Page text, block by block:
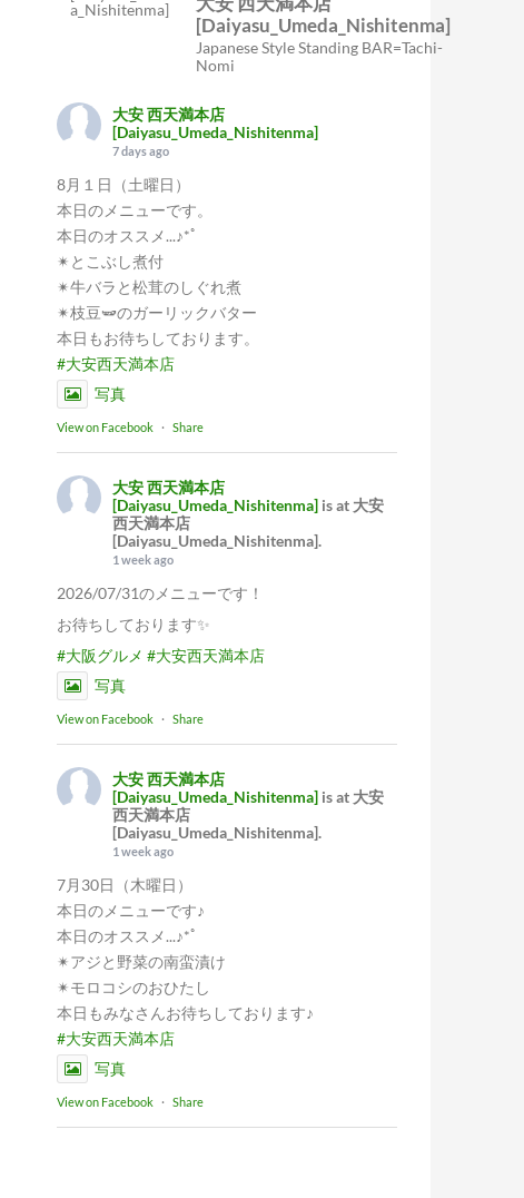
[Daiyasu_Umeda_Nishitenma]
Japanese Style Standing BAR=Tachi-
Nomi
大安 西天満本店
[Daiyasu_Umeda_Nishitenma]
7 days ago
8月１日（土曜日）
本日のメニューです。
本日のオススメ...♪*ﾟ
✴︎とこぶし煮付
✴︎牛バラと松茸のしぐれ煮
✴︎枝豆🫛のガーリックバター
本日もお待ちしております。
#大安西天満本店
写真
View on Facebook · Share
大安 西天満本店
[Daiyasu_Umeda_Nishitenma] is at 大安
西天満本店
[Daiyasu_Umeda_Nishitenma].
1 week ago
2026/07/31のメニューです！
お待ちしております✨
#大阪グルメ #大安西天満本店
写真
View on Facebook · Share
大安 西天満本店
[Daiyasu_Umeda_Nishitenma] is at 大安
西天満本店
[Daiyasu_Umeda_Nishitenma].
1 week ago
7月30日（木曜日）
本日のメニューです♪
本日のオススメ...♪*ﾟ
✴︎アジと野菜の南蛮漬け
✴︎モロコシのおひたし
本日もみなさんお待ちしております♪
#大安西天満本店
写真
View on Facebook · Share